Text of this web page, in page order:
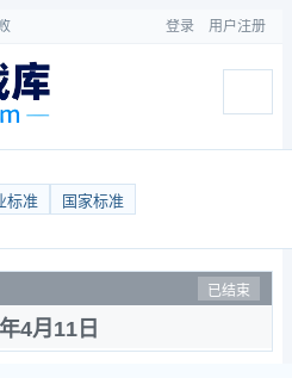
登录 用户注册
标准 国家标准
已结束
4月11日